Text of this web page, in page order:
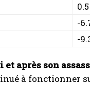
0.5
-
-
et après son
à fonctionner